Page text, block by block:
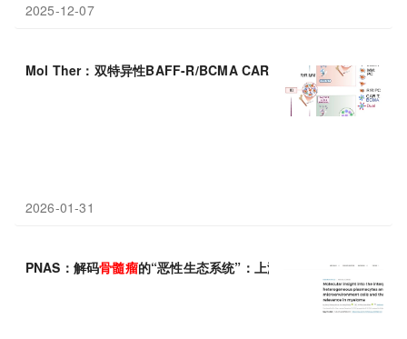
2025-12-07
Mol Ther：双特异性BAFF-R/BCMA CAR-T细胞控制多发性骨髓
2026-01-31
PNAS：解码骨髓瘤的“恶性生态系统”：上海交通大学陈赛娟等团